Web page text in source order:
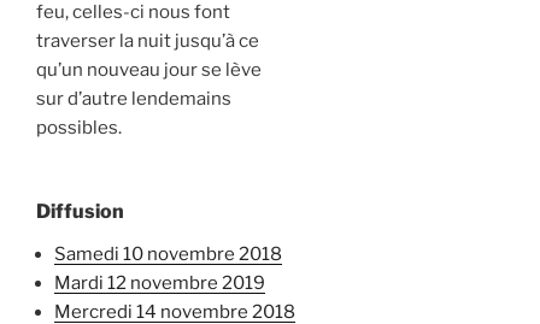
feu, celles-ci nous font
traverser la nuit jusqu’à ce
qu’un nouveau jour se lève
sur d’autre lendemains
possibles.
Diffusion
samedi 10 novembre 2018
mardi 12 novembre 2019
mercredi 14 novembre 2018